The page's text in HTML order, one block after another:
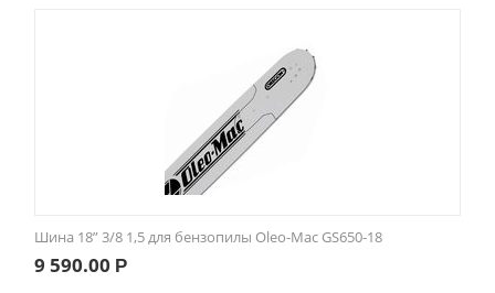
Шина 18” 3/8 1,5 для бензопилы Oleo-Mac GS650-18
9 590.00 Р